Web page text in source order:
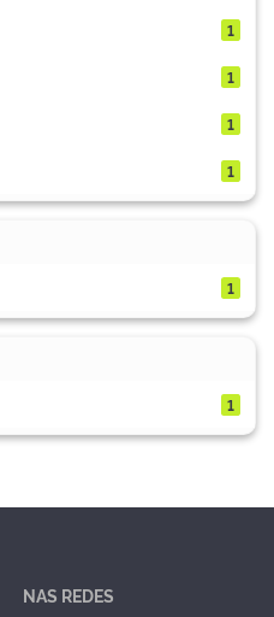
1
1
1
1
1
1
NAS REDES